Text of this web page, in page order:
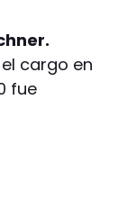
cargo en
fue